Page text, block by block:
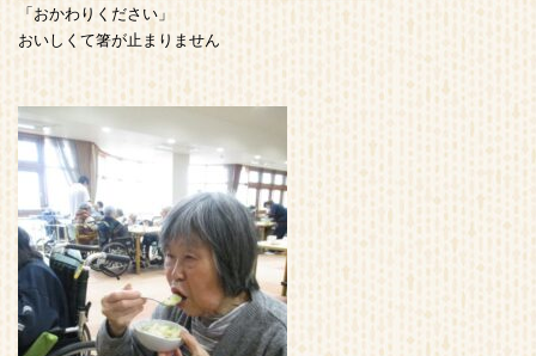
「おかわりください」
おいしくて箸が止まりません